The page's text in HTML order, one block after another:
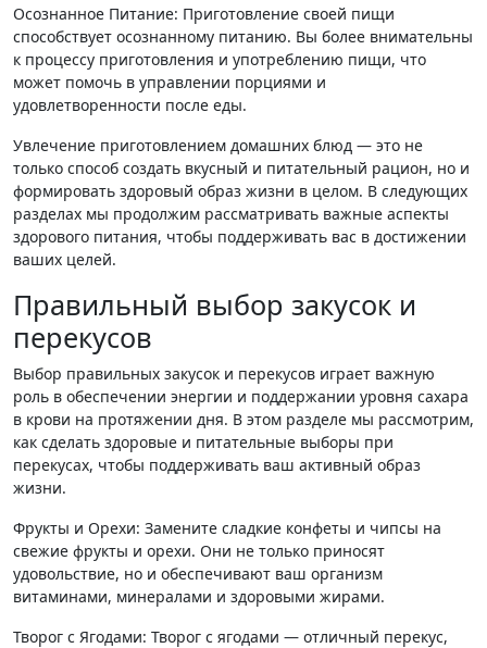
Осознанное Питание: Приготовление своей пищи
способствует осознанному питанию. Вы более внимательны
к процессу приготовления и употреблению пищи, что
может помочь в управлении порциями и
удовлетворенности после еды.
Увлечение приготовлением домашних блюд — это не
только способ создать вкусный и питательный рацион, но и
формировать здоровый образ жизни в целом. В следующих
разделах мы продолжим рассматривать важные аспекты
здорового питания, чтобы поддерживать вас в достижении
ваших целей.
Правильный выбор закусок и
перекусов
Выбор правильных закусок и перекусов играет важную
роль в обеспечении энергии и поддержании уровня сахара
в крови на протяжении дня. В этом разделе мы рассмотрим,
как сделать здоровые и питательные выборы при
перекусах, чтобы поддерживать ваш активный образ
жизни.
Фрукты и Орехи: Замените сладкие конфеты и чипсы на
свежие фрукты и орехи. Они не только приносят
удовольствие, но и обеспечивают ваш организм
витаминами, минералами и здоровыми жирами.
Творог с Ягодами: Творог с ягодами — отличный перекус,